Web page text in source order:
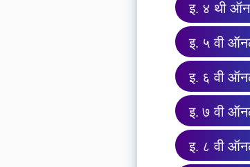
इ. ४ थी
इ. ५ वी
इ. ६ वी
इ. ७ वी
इ. ८ वी